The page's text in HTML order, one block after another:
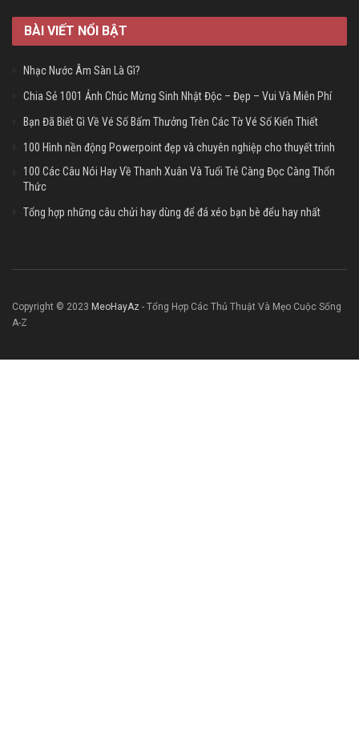
BÀI VIẾT NỔI BẬT
Nhạc Nước Âm Sàn Là Gì?
Chia Sẻ 1001 Ảnh Chúc Mừng Sinh Nhật Độc – Đẹp – Vui Và Miễn Phí
Bạn Đã Biết Gì Về Vé Số Bấm Thưởng Trên Các Tờ Vé Số Kiến Thiết
100 Hình nền động Powerpoint đẹp và chuyên nghiệp cho thuyết trình
100 Các Câu Nói Hay Về Thanh Xuân Và Tuổi Trẻ Càng Đọc Càng Thổn
Thức
Tổng hợp những câu chửi hay dùng để đá xéo bạn bè đểu hay nhất
Copyright © 2023 MeoHayAz - Tổng Hợp Các Thủ Thuật Và Mẹo Cuộc Sống
A-Z